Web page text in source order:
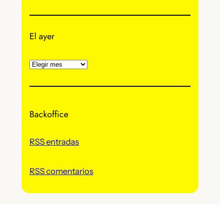
El ayer
A
c
i
o
Backoffice
RSS entradas
RSS comentarios